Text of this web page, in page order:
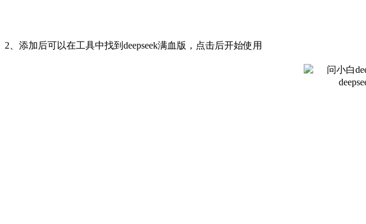
2、添加后可以在工具中找到deepseek满血版，点击后开始使用